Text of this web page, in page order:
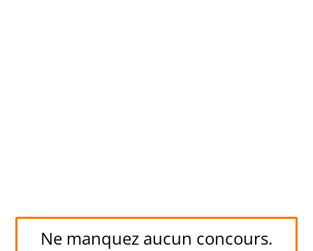
Ne manquez aucun concours.